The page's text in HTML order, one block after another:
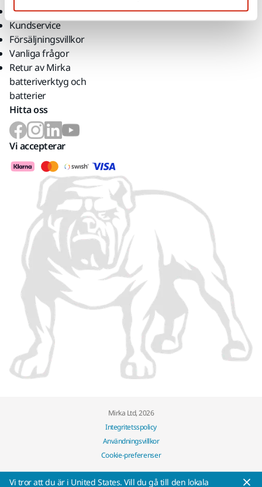
Returnera en vara
Kundservice
Försäljningsvillkor
Vanliga frågor
Retur av Mirka
batteriverktyg och
batterier
Hitta oss
Vi accepterar
Mirka Ltd, 2026
Integritetsspolicy
Användningsvillkor
Cookie-preferenser
Vi tror att du är i United States. Vill du gå till den lokala